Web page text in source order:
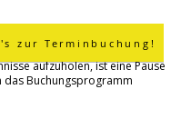
aufzuholen, ist eine Pause
das Buchungsprogramm
zur Terminbuchung!